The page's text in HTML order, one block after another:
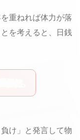
重ねれば体力が落
を考えると、日銭
け」と発言して物